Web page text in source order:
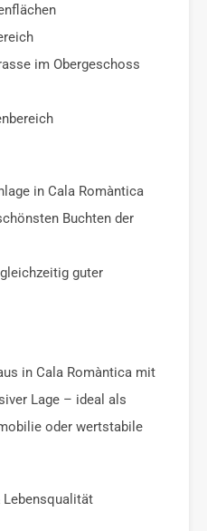
im Obergeschoss
in Cala Romàntica
Buchten der
guter
in Cala Romàntica mit
Lage – ideal als
oder wertstabile
Lebensqualität